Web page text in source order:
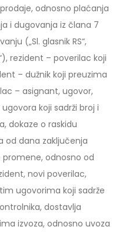
odnosno plaćanja
i dugovanja iz člana 7
(„Sl. glasnik RS“,
rezident – poverilac koji
– dužnik koji preuzima
– asignant, ugovor,
koji sadrži broj i
dokaze o raskidu
od dana zaključenja
odnosno od
novi poverilac,
ugovorima koji sadrže
dostavlja
izvoza, odnosno uvoza